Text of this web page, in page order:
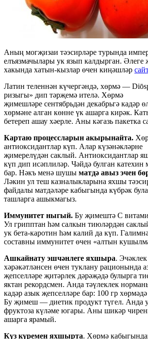
Аның могҗизаи тәэсирләре турында
елъязмачылары ук язып калдырган.
хакында хатын-кызлар өчен киңәшләр
Латин теленнән күчергәндә, хөрмә —
ризыгы» дип тәрҗемә ителә. Хөрмә
җимешләре сентябрьдән декабрьгә кадәр
хөрмәне алган көнне үк ашарга кирәк.
бетереп ашау хәерле. Аны кәгазь пакетка
Картаю процессларын акырынайта.
антиоксидантлар күп. Алар күзәнәкләрне
җимерелүдән саклый. Антиоксидантлар
күп дип исәплиләр. Чәйдә булган катехин
бар. Нәкъ менә шушы матдә авыз эчен
Ләкин ул теш казналыкларына яхшы
файдалы матдәләре кабыгында күбрәк
ташларга ашыкмагыз.
Иммунитет ныгый. Бу җимештә С
Ул грипптан һәм салкын тиюләрдән
ук бета-каротин һәм калий да күп.
составны иммунитет өчен «алтын
Ашкайнату эшчәнлеге яхшыра.
хәрәкәтләнсен өчен туклану рационында
җепселләре җитәрлек дәрәҗәдә булырга
яктан рекордсмен. Анда тәүлеклек
кадәр азык җепселләре бар: 100 гр
Бу җимеш — диетик продукт түгел. Анда
фруктоза күләме югары. Аны шикәр
ашарга ярамый.
Күз күремен яхшырта. Хөрмә